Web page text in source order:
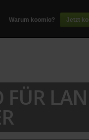
Warum koomio? Jetzt